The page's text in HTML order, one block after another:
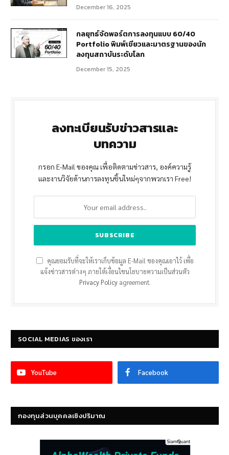
December 16, 2025
กลยุทธ์จัดพอร์ตการลงทุนแบบ 60/40
Portfolio พิมพ์เขียวและมาตรฐานของนัก
ลงทุนสถาบันระดับโลก
December 15, 2025
ลงทะเบียนรับข่าวสารและ
บทความ
กรอก E-Mail ของคุณ เพื่อติดตามข่าวสาร, องค์ความรู้
และงานวิจัยด้านการลงทุนชิ้นใหม่ๆจากพวกเรา Free!
คุณยอมรับที่จะให้เราเก็บข้อมูล E-Mail ของคุณเอาไว้ เพื่อ
แจ้งข่าวสารต่างๆ ภายใต้เงื่อนไขนโยบายความเป็นส่วนตัว
Privacy Policyagreement.
SOCIAL MEDIAS ของเรา
YouTube Facebook
กองทุนส่วนบุคคลเชิงปริมาณ